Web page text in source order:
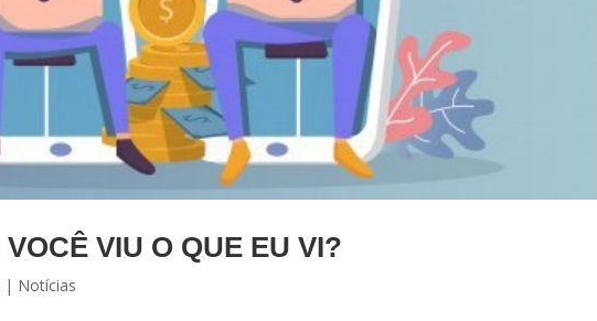
VIU O QUE EU VI?
| Notícias